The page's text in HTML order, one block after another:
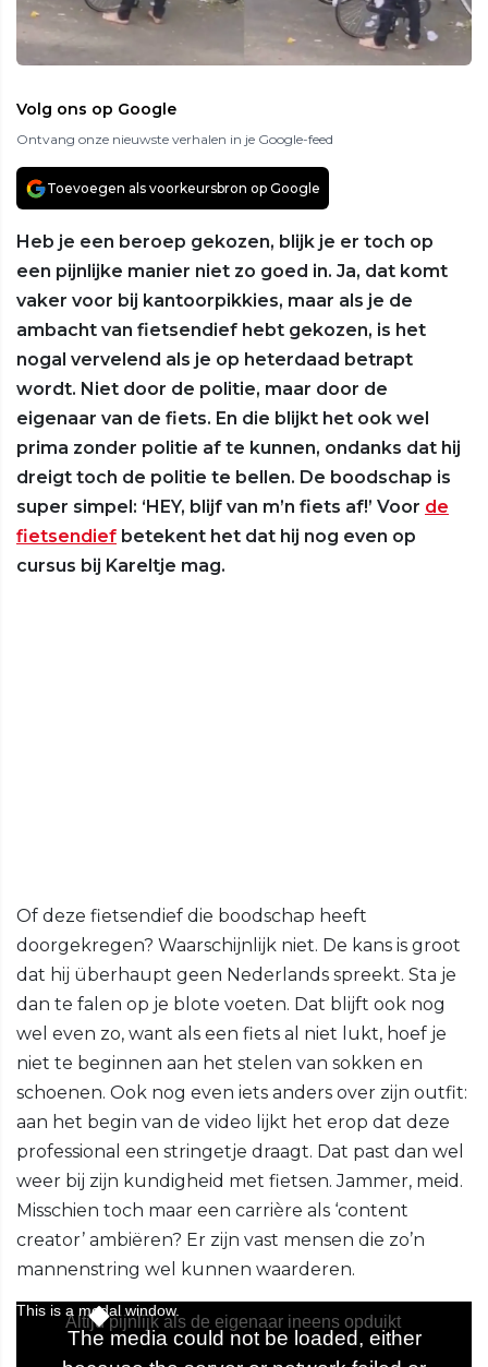
Volg ons op Google
Ontvang onze nieuwste verhalen in je Google-feed
Toevoegen als voorkeursbron op Google
Heb je een beroep gekozen, blijk je er toch op
een pijnlijke manier niet zo goed in. Ja, dat komt
vaker voor bij kantoorpikkies, maar als je de
ambacht van fietsendief hebt gekozen, is het
nogal vervelend als je op heterdaad betrapt
wordt. Niet door de politie, maar door de
eigenaar van de fiets. En die blijkt het ook wel
prima zonder politie af te kunnen, ondanks dat hij
dreigt toch de politie te bellen. De boodschap is
super simpel: ‘HEY, blijf van m’n fiets af!’ Voor de
fietsendief betekent het dat hij nog even op
cursus bij Kareltje mag.
Of deze fietsendief die boodschap heeft
doorgekregen? Waarschijnlijk niet. De kans is groot
dat hij überhaupt geen Nederlands spreekt. Sta je
dan te falen op je blote voeten. Dat blijft ook nog
wel even zo, want als een fiets al niet lukt, hoef je
niet te beginnen aan het stelen van sokken en
schoenen. Ook nog even iets anders over zijn outfit:
aan het begin van de video lijkt het erop dat deze
professional een stringetje draagt. Dat past dan wel
weer bij zijn kundigheid met fietsen. Jammer, meid.
Misschien toch maar een carrière als ‘content
creator’ ambiëren? Er zijn vast mensen die zo’n
mannenstring wel kunnen waarderen.